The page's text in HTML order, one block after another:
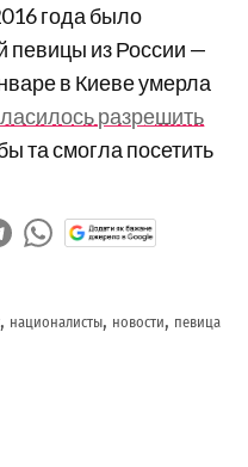
года было
певицы из России —
в Киеве умерла
разрешить
та смогла посетить
, националисты, новости, певица